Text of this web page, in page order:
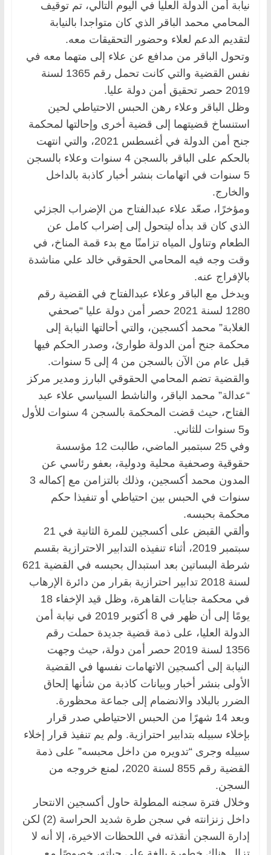
نيابة أمن الدولة العليا في اليوم التالي، تم توقيف
المحامي محمد الباقر الذي كان متواجدا بالنيابة
لتقديم الدعم لعلاء وحضور التحقيقات معه.
وتحول الباقر من مدافع عن علاء إلى متهما معه في
نفس القضية والتي كانت تحمل رقم 1365 لسنة
2019 حصر تحقيق أمن دولة عليا.
وظل الباقر وعلاء رهن الحبس الاحتياطي لحين
استنساخ قضيتهما إلى قضية أخرى وإحالتها لمحكمة
جنح أمن الدولة في أغسطس 2021، والتي انتهت
بالحكم على الباقر بالسجن 4 سنوات وعلاء بالسجن
5 سنوات في اتهامات بنشر أخبار كاذبة بالداخل
والخارج.
ومؤخرًا، صعّد علاء عبدالفتاح من الإضراب الجزئي
الذي كان قد بدأه ليتحول إلى إضراب كامل عن
الطعام وتناول المياه تزامنًا مع بدء قمة المناخ، في
وقت وجه فيه المحامي الحقوقي خالد علي مناشدة
بالإفراج عنه.
ويدخل مع الباقر وعلاء عبدالفتاح في القضية رقم
1280 لسنة 2021 حصر أمن دولة عليا “صحفي
الغلابة” محمد أكسجين، والتي أحالتها النيابة إلى
محكمة جنح أمن الدولة طوارئ، وصدر الحكم فيها
قبل عام من الآن بالسجن من 4 إلى 5 سنوات.
والقضية تضم المحامي الحقوقي البارز ومدير مركز
“عدالة” محمد الباقر، والناشط السياسي علاء عبد
الفتاح، حيث قضت المحكمة بالسجن 4 سنوات للأول
و5 سنوات للثاني.
وفي 25 سبتمبر الماضي، طالبت 12 مؤسسة
حقوقية وصحفية محلية ودولية، بعفو رئاسي عن
المدون محمد أكسجين، وذلك بالتزامن مع إكماله 3
سنوات في الحبس بين احتياطي أو تنفيذا حكم
محكمة بحبسه.
وألقي القبض على أكسجين ‏للمرة الثانية في 21
سبتمبر 2019، أثناء تنفيذه التدابير الاحترازية بقسم
شرطة البساتين بعد استبدال بحبسه في القضية 621
لسنة 2018 تدابير احترازية ‏بقرار من دائرة الإرهاب
في محكمة جنايات القاهرة، وظل ‏قيد الإخفاء 18
يومًا إلى أن ظهر في 8 أكتوبر 2019 في نيابة أمن
الدولة العليا، على ذمة قضية جديدة حملت رقم
1356 لسنة 2019 حصر أمن دولة، حيث وجهت
النيابة إلى أكسجين الاتهامات نفسها في القضية
الأولى بنشر أخبار وبيانات كاذبة من شأنها إلحاق
الضرر بالبلاد والانضمام إلى جماعة محظورة.
وبعد 14 شهرًا من الحبس الاحتياطي صدر قرار
بإخلاء سبيله بتدابير احترازية. ولم يم تنفيذ قرار إخلاء
سبيله وجرى “تدويره من داخل محبسه” على ذمة
القضية رقم 855 لسنة 2020، لمنع خروجه من
السجن.
وخلال فترة سجنه المطولة حاول أكسجين الانتحار
داخل زنزانته في سجن طرة شديد الحراسة (2) لكن
إدارة السجن أنقذته في اللحظات الاخيرة، إلا أنه لا